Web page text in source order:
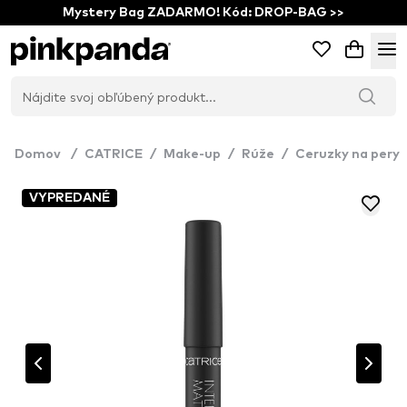
Mystery Bag ZADARMO! Kód: DROP-BAG >>
Domov / CATRICE / Make-up / Rúže / Ceruzky na pery
VYPREDANÉ